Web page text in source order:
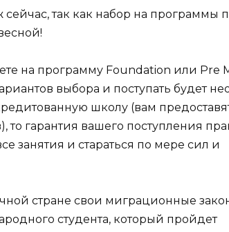
так как набор на программы
на программу Foundation или Pre
выбора и поступать будет
школу (вам
то гарантия вашего поступления
занятия и стараться по мере сил и
стране свои миграционные
студента, который пройдет